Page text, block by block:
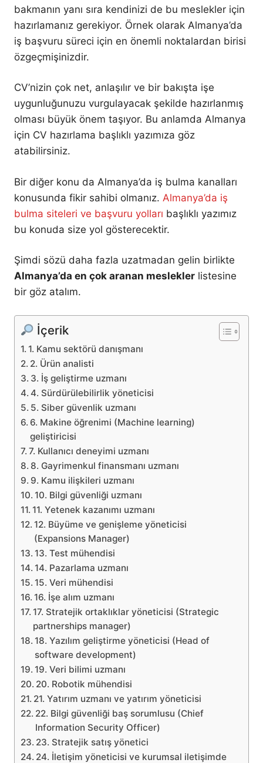
bakmanın yanı sıra kendinizi de bu meslekler için
hazırlamanız gerekiyor. Örnek olarak Almanya’da
iş başvuru süreci için en önemli noktalardan birisi
özgeçmişinizdir.
CV’nizin çok net, anlaşılır ve bir bakışta işe
uygunluğunuzu vurgulayacak şekilde hazırlanmış
olması büyük önem taşıyor. Bu anlamda Almanya
için CV hazırlama başlıklı yazımıza göz
atabilirsiniz.
Bir diğer konu da Almanya’da iş bulma kanalları
konusunda fikir sahibi olmanız. Almanya’da iş
bulma siteleri ve başvuru yolları başlıklı yazımız
bu konuda size yol gösterecektir.
Şimdi sözü daha fazla uzatmadan gelin birlikte
Almanya’da en çok aranan meslekler listesine
bir göz atalım.
İçerik
1. Kamu sektörü danışmanı
2. Ürün analisti
3. İş geliştirme uzmanı
4. Sürdürülebilirlik yöneticisi
5. Siber güvenlik uzmanı
6. Makine öğrenimi (Machine learning)
geliştiricisi
7. Kullanıcı deneyimi uzmanı
8. Gayrimenkul finansmanı uzmanı
9. Kamu ilişkileri uzmanı
10. Bilgi güvenliği uzmanı
11. Yetenek kazanımı uzmanı
12. Büyüme ve genişleme yöneticisi
(Expansions Manager)
13. Test mühendisi
14. Pazarlama uzmanı
15. Veri mühendisi
16. İşe alım uzmanı
17. Stratejik ortaklıklar yöneticisi (Strategic
partnerships manager)
18. Yazılım geliştirme yöneticisi (Head of
software development)
19. Veri bilimi uzmanı
20. Robotik mühendisi
21. Yatırım uzmanı ve yatırım yöneticisi
22. Bilgi güvenliği baş sorumlusu (Chief
Information Security Officer)
23. Stratejik satış yönetici
24. İletişim yöneticisi ve kurumsal iletişimde